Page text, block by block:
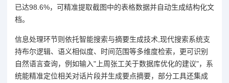
已达98.6%，可精准提取截图中的表格数据并自动生成结构化文
档。
信息处理环节则依托智能搜索与摘要生成技术,现代搜索系统支
持布尔逻辑、语义相似度、时间范围等多维度检索，更可识别
自然语言查询，例如输入"上周张工关于数据库优化的建议"，系
统能精准定位相关对话片段并生成要点摘要，部分工具还集成